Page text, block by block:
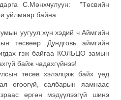
С.Мөнхчулуун: "Төсвийн
уйлмаар байна.
уугуул хүн хэдий ч Аймгийн
төсвөөр Дундговь аймгийн
гэж байгаа КОЛЬЦО замын
байж чадахгүйнээ!
төсөв хэлэлцэж байх үед
өгөөгүй, салбарын яамнаас
өргөн мэдүүлээгүй шинэ